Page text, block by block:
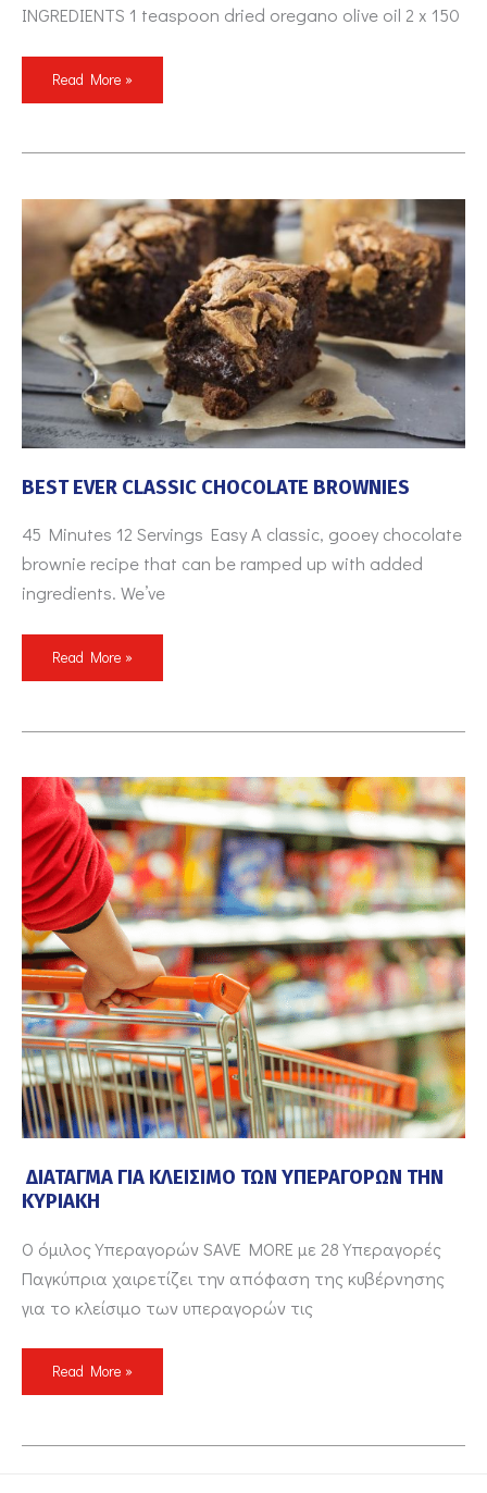
INGREDIENTS 1 teaspoon dried oregano olive oil 2 x 150
Read More »
BEST EVER CLASSIC CHOCOLATE BROWNIES
45 Minutes 12 Servings Easy A classic, gooey chocolate
brownie recipe that can be ramped up with added
ingredients. We’ve
BEST
EVER
CLASSIC
CHOCOLATE
BROWNIES
Read More »
ΔΙΑΤΑΓΜΑ ΓΙΑ ΚΛΕΙΣΙΜΟ ΤΩΝ ΥΠΕΡΑΓΟΡΩΝ ΤΗΝ
ΚΥΡΙΑΚΗ
Ο όμιλος Υπεραγορών SAVE MORE με 28 Υπεραγορές
Παγκύπρια χαιρετίζει την απόφαση της κυβέρνησης
για το κλείσιμο των υπεραγορών τις
ΔΙΑΤΑΓΜΑ
ΓΙΑ
ΚΛΕΙΣΙΜΟ
ΤΩΝ
ΥΠΕΡΑΓΟΡΩΝ
ΤΗΝ
ΚΥΡΙΑΚΗ
Read More »